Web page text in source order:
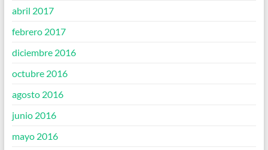
abril 2017
febrero 2017
diciembre 2016
octubre 2016
agosto 2016
junio 2016
mayo 2016